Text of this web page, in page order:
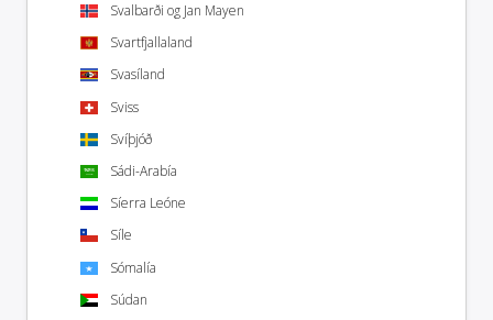
Svalbarði og Jan Mayen
Svartfjallaland
Svasíland
Sviss
Svíþjóð
Sádi-Arabía
Síerra Leóne
Síle
Sómalía
Súdan